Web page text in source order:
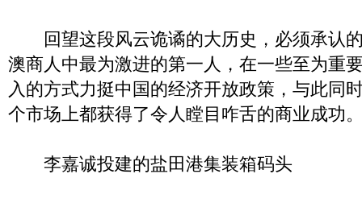
回望这段风云诡谲的大历史，必须承认
澳商人中最为激进的第一人，在一些至为重
入的方式力挺中国的经济开放政策，与此同
个市场上都获得了令人瞠目咋舌的商业成功
李嘉诚投建的盐田港集装箱码头